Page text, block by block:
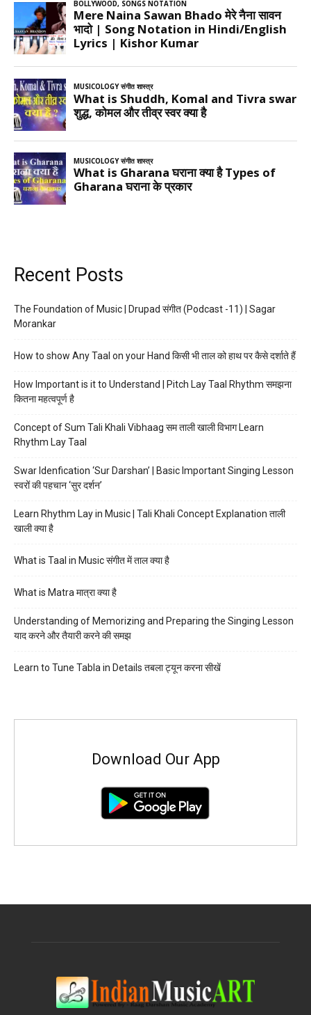
Recent Posts
The Foundation of Music | Drupad संगीत (Podcast -11) | Sagar
Morankar
How to show Any Taal on your Hand किसी भी ताल को हाथ पर कैसे दर्शाते हैं
How Important is it to Understand | Pitch Lay Taal Rhythm समझना
कितना महत्वपूर्ण है
Concept of Sum Tali Khali Vibhaag सम ताली खाली विभाग Learn
Rhythm Lay Taal
Swar Idenfication ‘Sur Darshan’ | Basic Important Singing Lesson
स्वरों की पहचान ‘सुर दर्शन’
Learn Rhythm Lay in Music | Tali Khali Concept Explanation ताली
खाली क्या है
What is Taal in Music संगीत में ताल क्या है
What is Matra मात्रा क्या है
Understanding of Memorizing and Preparing the Singing Lesson
याद करने और तैयारी करने की समझ
Learn to Tune Tabla in Details तबला ट्यून करना सीखें
Download Our App